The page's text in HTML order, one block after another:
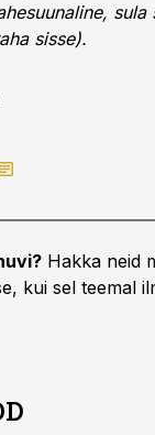
sula
sisse).
Hakka neid
kui sel teemal